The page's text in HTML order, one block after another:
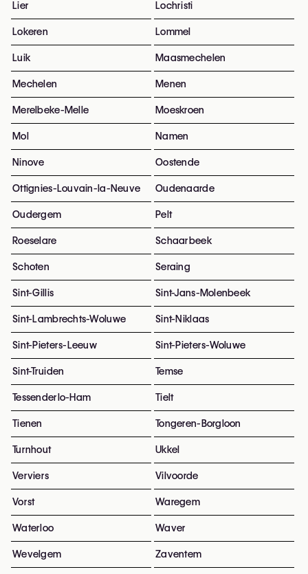
Lier Lochristi
Lokeren Lommel
Luik Maasmechelen
Mechelen Menen
Merelbeke-Melle Moeskroen
Mol Namen
Ninove Oostende
Ottignies-Louvain-la-Neuve Oudenaarde
Oudergem Pelt
Roeselare Schaarbeek
Schoten Seraing
Sint-Gillis Sint-Jans-Molenbeek
Sint-Lambrechts-Woluwe Sint-Niklaas
Sint-Pieters-Leeuw Sint-Pieters-Woluwe
Sint-Truiden Temse
Tessenderlo-Ham Tielt
Tienen Tongeren-Borgloon
Turnhout Ukkel
Verviers Vilvoorde
Vorst Waregem
Waterloo Waver
Wevelgem Zaventem